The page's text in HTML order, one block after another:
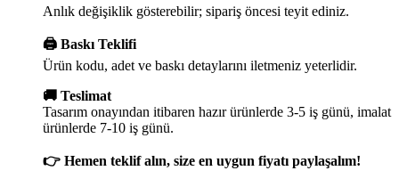
Anlık değişiklik gösterebilir; sipariş öncesi teyit ediniz.
🖨️ Baskı Teklifi
Ürün kodu, adet ve baskı detaylarını iletmeniz yeterlidir.
🚚 Teslimat
Tasarım onayından itibaren hazır ürünlerde 3-5 iş günü, imalat
ürünlerde 7-10 iş günü.
👉 Hemen teklif alın, size en uygun fiyatı paylaşalım!